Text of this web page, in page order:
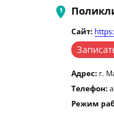
Сайт:
Адрес: г.
Телефон:
Режим